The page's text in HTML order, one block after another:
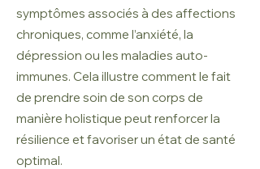
symptômes associés à des affections
chroniques, comme l’anxiété, la
dépression ou les maladies auto-
immunes. Cela illustre comment le fait
de prendre soin de son corps de
manière holistique peut renforcer la
résilience et favoriser un état de santé
optimal.